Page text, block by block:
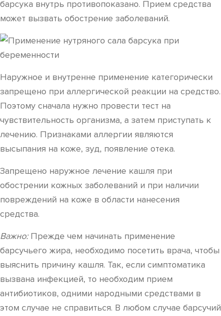
барсука внутрь противопоказано. Прием средства
может вызвать обострение заболеваний.
Наружное и внутренне применение категорически
запрещено при аллергической реакции на средство.
Поэтому сначала нужно провести тест на
чувствительность организма, а затем приступать к
лечению. Признаками аллергии являются
высыпания на коже, зуд, появление отека.
Запрещено наружное лечение кашля при
обострении кожных заболеваний и при наличии
повреждений на коже в области нанесения
средства.
Важно:Прежде чем начинать применение
барсучьего жира, необходимо посетить врача, чтобы
выяснить причину кашля. Так, если симптоматика
вызвана инфекцией, то необходим прием
антибиотиков, одними народными средствами в
этом случае не справиться. В любом случае барсучий